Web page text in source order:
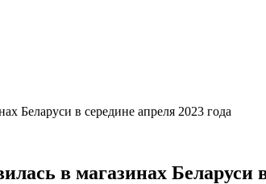
Беларуси в середине апреля 2023 года
в магазинах Беларуси